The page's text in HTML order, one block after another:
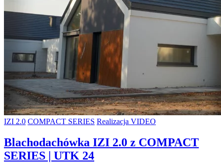
IZI 2.0 COMPACT SERIES Realizacja VIDEO
Blachodachówka IZI 2.0 z COMPACT
SERIES | UTK 24